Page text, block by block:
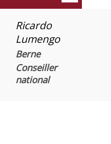
Ricardo
Lumengo
Berne
Conseiller
national